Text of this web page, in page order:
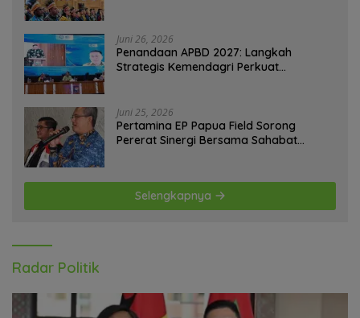
Juni 26, 2026
Penandaan APBD 2027: Langkah
Strategis Kemendagri Perkuat
Juni 25, 2026
Pertamina EP Papua Field Sorong
Pererat Sinergi Bersama Sahabat
Selengkapnya
Radar Politik